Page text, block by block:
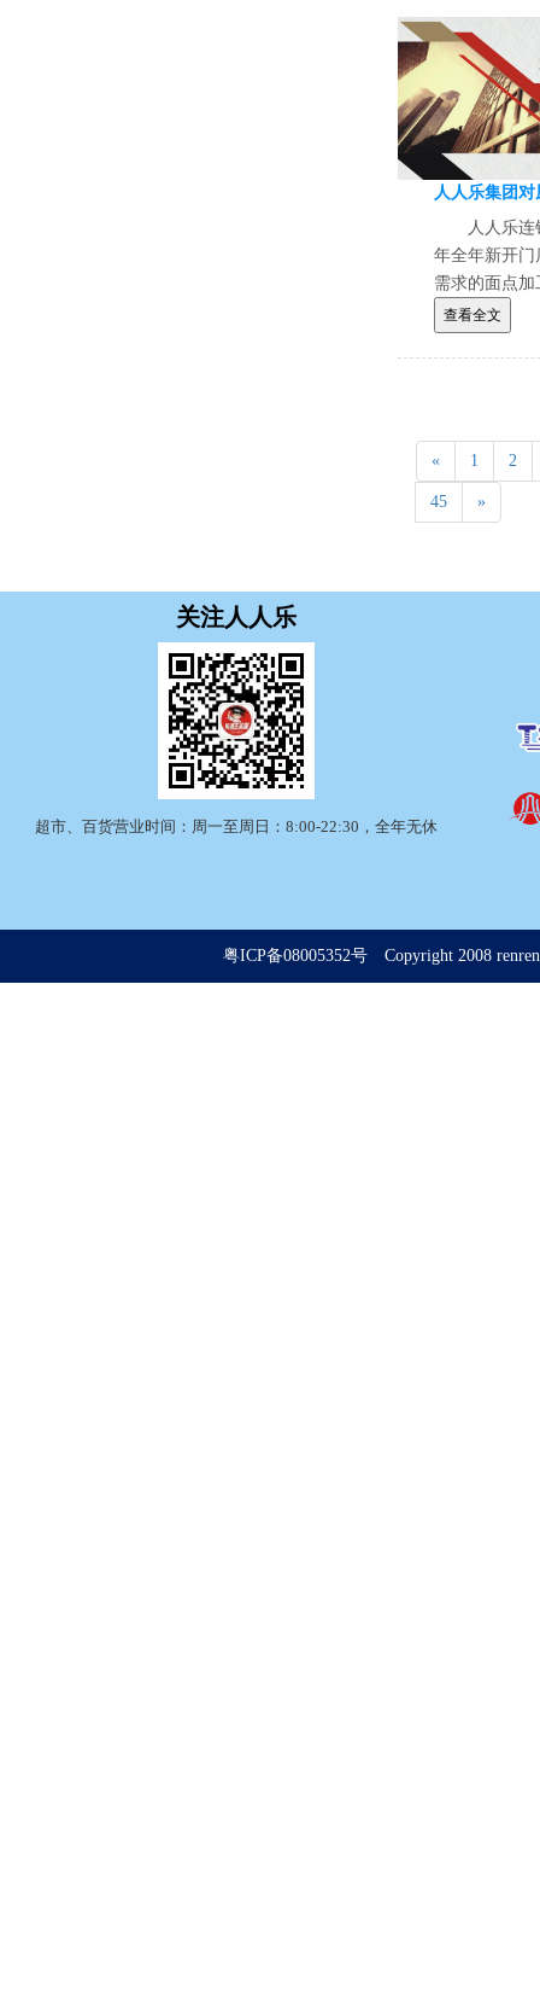
人人乐
年全年新开门
需求的面点
行公开招标
投标。
查看全文
« 1 2
45 »
关注人人乐
超市、百货营业时间：周一至周日：8:00-22:30，全年无休
粤ICP备08005352号Copyright 2008